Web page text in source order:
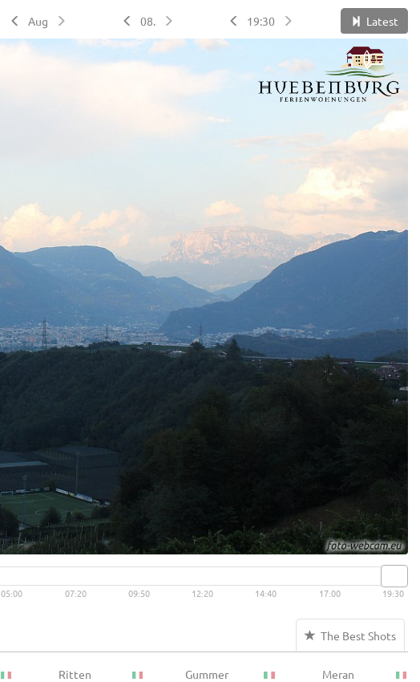
Aug 08. 19:30 Latest
View
05:00 07:20 09:50 12:20 14:40 17:00 19:30
The Best Shots
Ritten Gummer Meran